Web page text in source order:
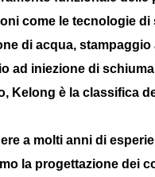
come le tecnologie
di acqua,
ad iniezione di
Kelong è la classifica
a molti anni di
la progettazione dei